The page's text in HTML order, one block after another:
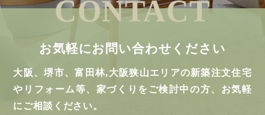
CONTACT
お気軽にお問い合わせください
大阪、堺市、富田林,大阪狭山エリアの新築注文住宅
やリフォーム等、家づくりをご検討中の方、お気軽
にご相談ください。